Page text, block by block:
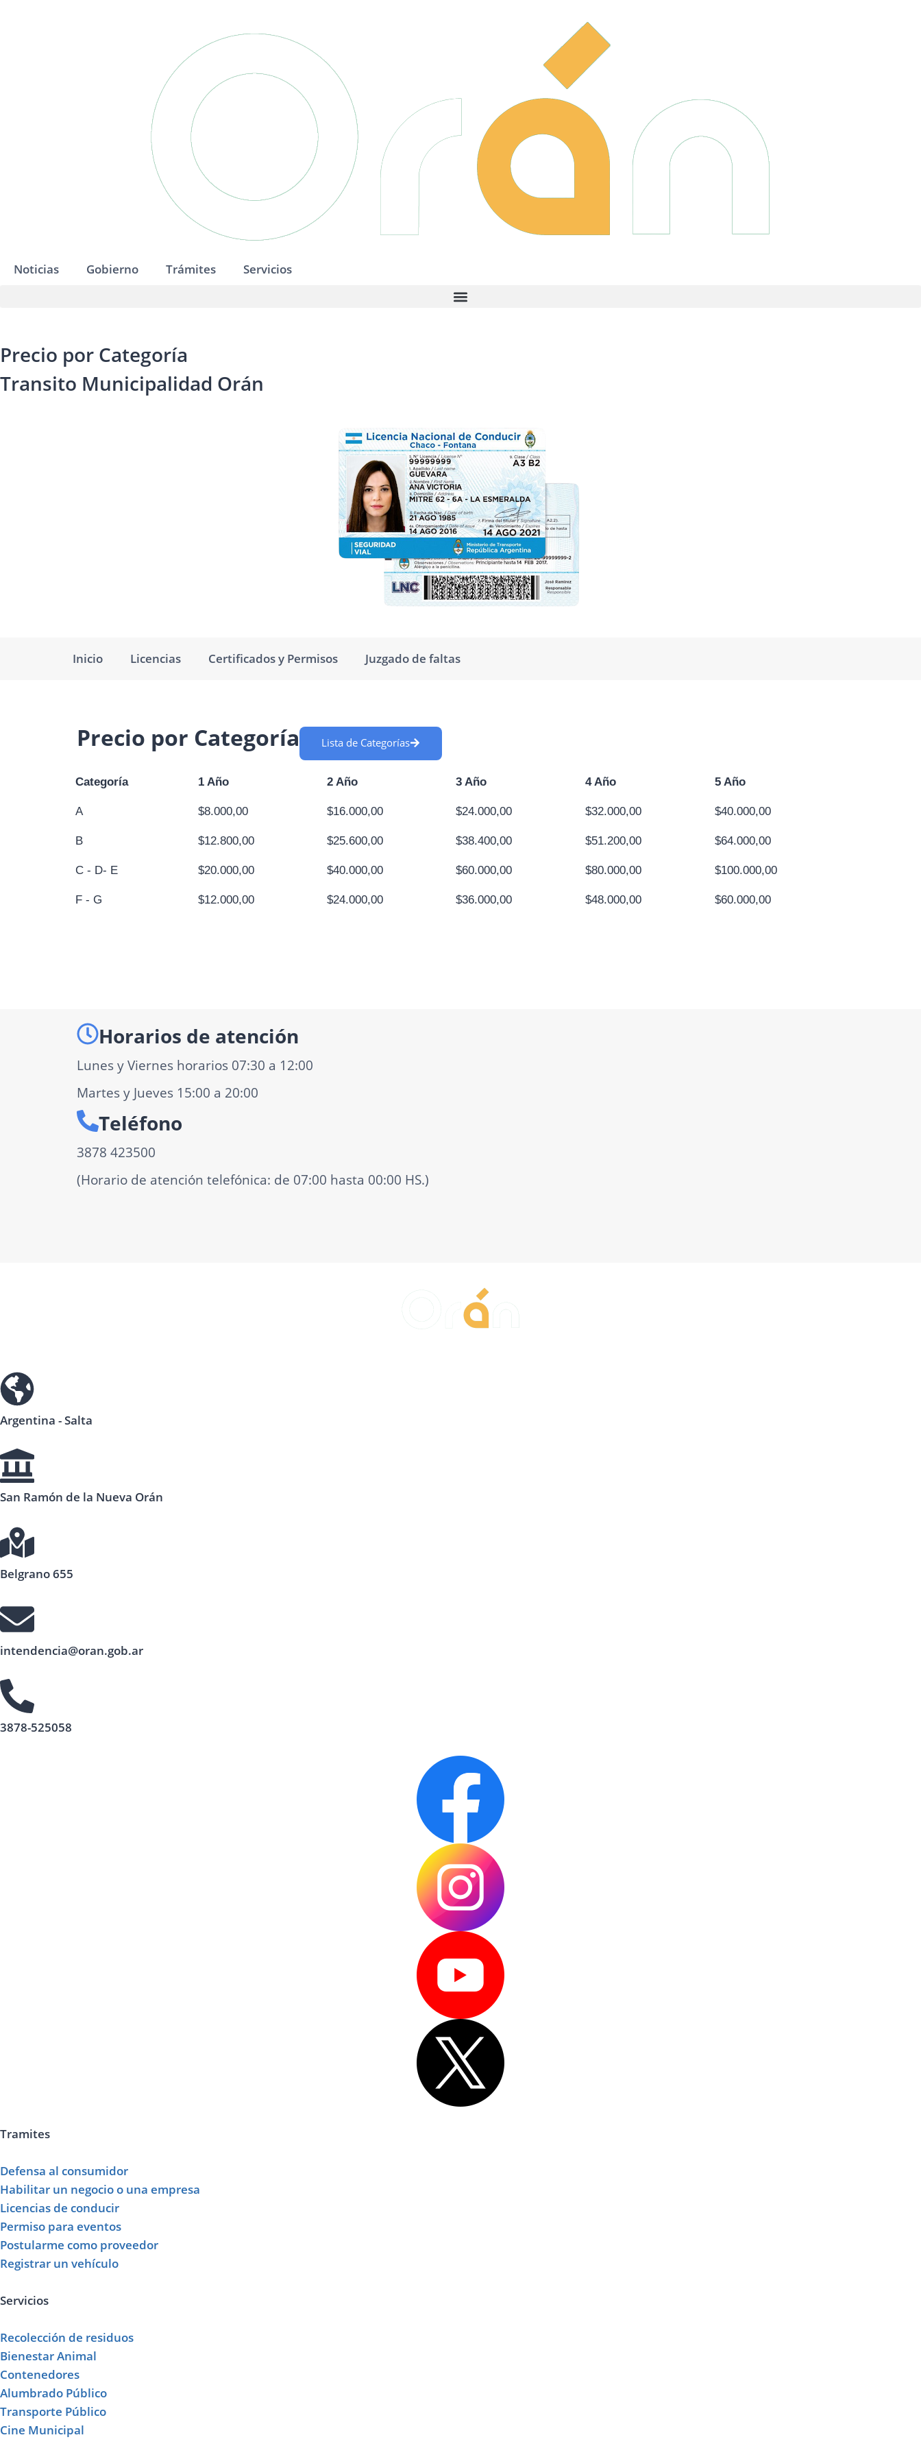
Noticias Gobierno Trámites Servicios
Precio por Categoría
Transito Municipalidad Orán
Inicio Licencias Certificados y Permisos Juzgado de faltas
Precio por Categoría Lista de Categorías
Categoría 1 Año 2 Año 3 Año 4 Año 5 Año
A $8.000,00 $16.000,00 $24.000,00 $32.000,00 $40.000,00
B $12.800,00 $25.600,00 $38.400,00 $51.200,00 $64.000,00
C - D- E $20.000,00 $40.000,00 $60.000,00 $80.000,00 $100.000,00
F - G $12.000,00 $24.000,00 $36.000,00 $48.000,00 $60.000,00
Horarios de atención
Lunes y Viernes horarios 07:30 a 12:00
Martes y Jueves 15:00 a 20:00
Teléfono
3878 423500
(Horario de atención telefónica: de 07:00 hasta 00:00 HS.)
Argentina - Salta
San Ramón de la Nueva Orán
Belgrano 655
intendencia@oran.gob.ar
3878-525058
Tramites
Defensa al consumidor
Habilitar un negocio o una empresa
Licencias de conducir
Permiso para eventos
Postularme como proveedor
Registrar un vehículo
Servicios
Recolección de residuos
Bienestar Animal
Contenedores
Alumbrado Público
Transporte Público
Cine Municipal